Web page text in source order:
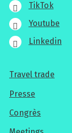
TikTok
Youtube
Linkedin
Pour
les
professionnels
Travel trade
Presse
Congrès